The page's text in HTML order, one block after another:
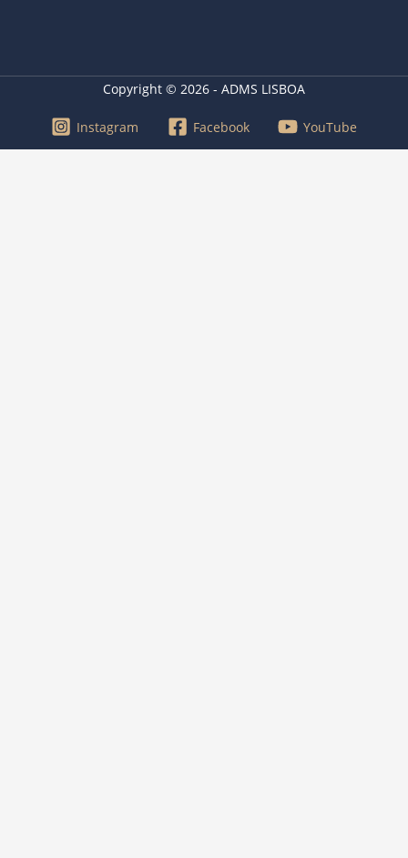
Copyright © 2026 - ADMS LISBOA
Instagram Facebook YouTube